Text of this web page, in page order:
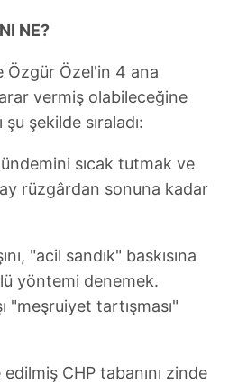
NE?
Özgür Özel'in 4 ana
vermiş olabileceğine
şekilde sıraladı:
sıcak tutmak ve
rüzgârdan sonuna kadar
"acil sandık" baskısına
yöntemi denemek.
"meşruiyet tartışması"
CHP tabanını zinde